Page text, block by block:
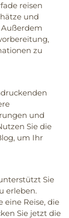
reisen
und
zu
und
Sie die
um Ihr
Sie
erleben.
eine Reise, die
Sie jetzt die